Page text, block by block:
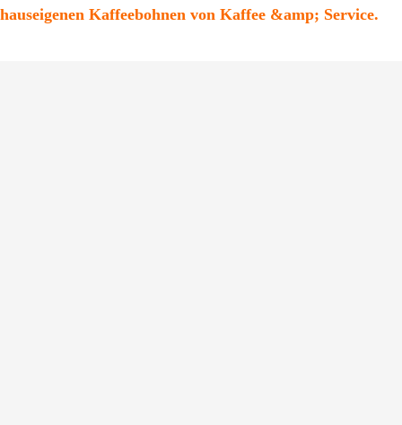
hauseigenen Kaffeebohnen von Kaffee &amp; Service.